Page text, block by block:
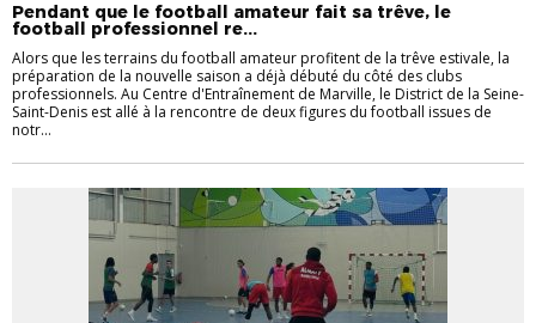
Pendant que le football amateur fait sa trêve, le
football professionnel re...
Alors que les terrains du football amateur profitent de la trêve estivale, la
préparation de la nouvelle saison a déjà débuté du côté des clubs
professionnels. Au Centre d'Entraînement de Marville, le District de la Seine-
Saint-Denis est allé à la rencontre de deux figures du football issues de
notr...